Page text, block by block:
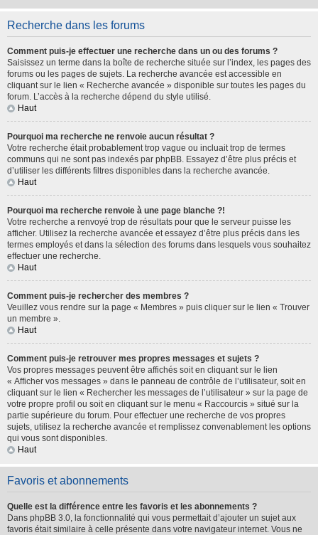
Recherche dans les forums
Comment puis-je effectuer une recherche dans un ou des forums ?
Saisissez un terme dans la boîte de recherche située sur l’index, les pages des
forums ou les pages de sujets. La recherche avancée est accessible en
cliquant sur le lien « Recherche avancée » disponible sur toutes les pages du
forum. L’accès à la recherche dépend du style utilisé.
Haut
Pourquoi ma recherche ne renvoie aucun résultat ?
Votre recherche était probablement trop vague ou incluait trop de termes
communs qui ne sont pas indexés par phpBB. Essayez d’être plus précis et
d’utiliser les différents filtres disponibles dans la recherche avancée.
Haut
Pourquoi ma recherche renvoie à une page blanche ?!
Votre recherche a renvoyé trop de résultats pour que le serveur puisse les
afficher. Utilisez la recherche avancée et essayez d’être plus précis dans les
termes employés et dans la sélection des forums dans lesquels vous souhaitez
effectuer une recherche.
Haut
Comment puis-je rechercher des membres ?
Veuillez vous rendre sur la page « Membres » puis cliquer sur le lien « Trouver
un membre ».
Haut
Comment puis-je retrouver mes propres messages et sujets ?
Vos propres messages peuvent être affichés soit en cliquant sur le lien
« Afficher vos messages » dans le panneau de contrôle de l’utilisateur, soit en
cliquant sur le lien « Rechercher les messages de l’utilisateur » sur la page de
votre propre profil ou soit en cliquant sur le menu « Raccourcis » situé sur la
partie supérieure du forum. Pour effectuer une recherche de vos propres
sujets, utilisez la recherche avancée et remplissez convenablement les options
qui vous sont disponibles.
Haut
Favoris et abonnements
Quelle est la différence entre les favoris et les abonnements ?
Dans phpBB 3.0, la fonctionnalité qui vous permettait d’ajouter un sujet aux
favoris était similaire à celle présente dans votre navigateur internet. Vous ne